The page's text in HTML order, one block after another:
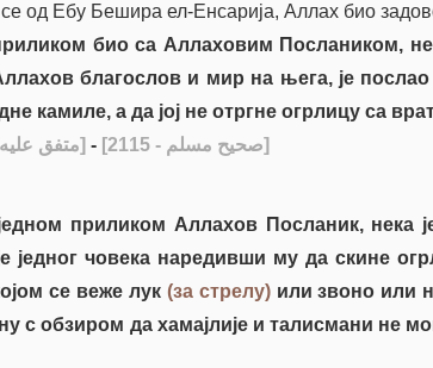
од Ебу Бешира ел-Енсарија, Аллах био
био са Аллаховим Послаником,
благослов и мир на њега, је
камиле, а да јој не отргне огрлицу са
- [متفق عليه] - [صحيح مسلم - 2115]
једном приликом Аллахов Посланик,
једног човека наредивши му да скине
се веже лук (за стрелу)или звоно или
с обзиром да хамајлије и талисмани не